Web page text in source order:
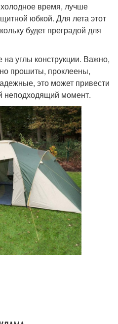
время, лучше
юбкой. Для лета этот
будет преградой для
углы конструкции. Важно,
прошиты, проклеены,
это может привести
неподходящий момент.